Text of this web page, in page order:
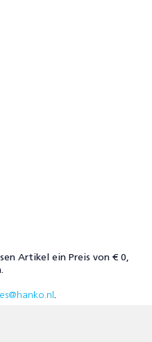
Artikel ein Preis von € 0,
.